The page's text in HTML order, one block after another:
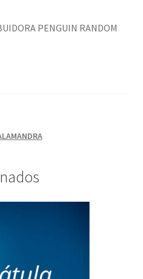
PENGUIN RANDOM